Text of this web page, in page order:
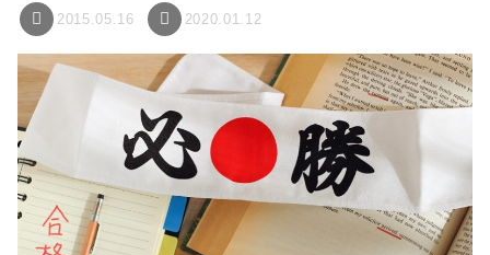
2015.05.16 2020.01.12